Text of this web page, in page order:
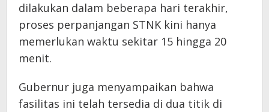
dilakukan dalam beberapa hari terakhir,
proses perpanjangan STNK kini hanya
memerlukan waktu sekitar 15 hingga 20
menit.
Gubernur juga menyampaikan bahwa
fasilitas ini telah tersedia di dua titik di